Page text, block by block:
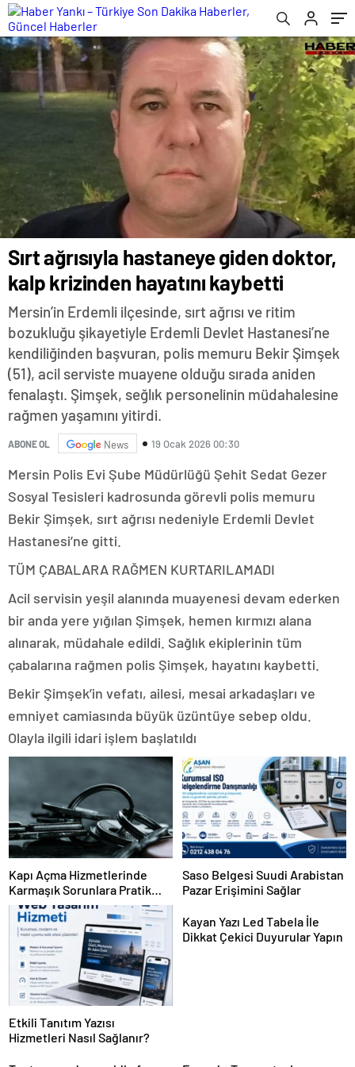
Sırt ağrısıyla hastaneye giden doktor,
kalp krizinden hayatını kaybetti
Mersin’in Erdemli ilçesinde, sırt ağrısı ve ritim
bozukluğu şikayetiyle Erdemli Devlet Hastanesi’ne
kendiliğinden başvuran, polis memuru Bekir Şimşek
(51), acil serviste muayene olduğu sırada aniden
fenalaştı. Şimşek, seğlık personelinin müdahalesine
rağmen yaşamını yitirdi.
ABONE OL News 19 Ocak 2026 00:30
Mersin Polis Evi Şube Müdürlüğü Şehit Sedat Gezer
Sosyal Tesisleri kadrosunda görevli polis memuru
Bekir Şimşek, sırt ağrısı nedeniyle Erdemli Devlet
Hastanesi’ne gitti.
TÜM ÇABALARA RAĞMEN KURTARILAMADI
Acil servisin yeşil alanında muayenesi devam ederken
bir anda yere yığılan Şimşek, hemen kırmızı alana
alınarak, müdahale edildi. Sağlık ekiplerinin tüm
çabalarına rağmen polis Şimşek, hayatını kaybetti.
Bekir Şimşek’in vefatı, ailesi, mesai arkadaşları ve
emniyet camiasında büyük üzüntüye sebep oldu.
Olayla ilgili idari işlem başlatıldı
Kapı Açma Hizmetlerinde
Karmaşık Sorunlara Pratik
Çözümler
Saso Belgesi Suudi Arabistan
Pazar Erişimini Sağlar
Etkili Tanıtım Yazısı
Hizmetleri Nasıl Sağlanır?
Kayan Yazı Led Tabela İle
Dikkat Çekici Duyurular Yapın